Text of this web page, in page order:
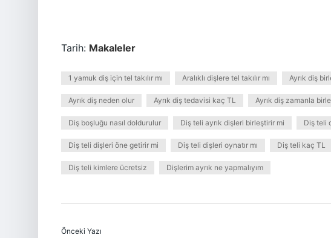
Tarih: Makaleler
1 yamuk diş için tel takılır mı Aralıklı dişlere tel takılır mı Ayrık diş
Ayrık diş neden olur Ayrık diş tedavisi kaç TL Ayrık diş zamanla
Diş boşluğu nasıl doldurulur Diş teli ayrık dişleri birleştirir mi Diş teli
Diş teli dişleri öne getirir mi Diş teli dişleri oynatır mı Diş teli kaç TL
Diş teli kimlere ücretsiz Dişlerim ayrık ne yapmalıyım
Önceki Yazı